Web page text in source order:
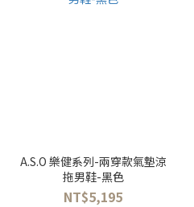
A.S.O 樂健系列-兩穿款氣墊涼
拖男鞋-黑色
NT$5,195